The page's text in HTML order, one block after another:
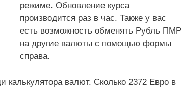
режиме. Обновление курса
производится раз в час. Также у вас
есть возможность обменять Рубль ПМР
на другие валюты с помощью формы
справа.
валют. Сколько 2372 Евро в